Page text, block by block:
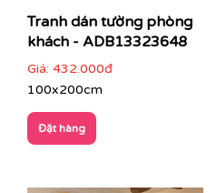
Chickita - Liễu Giai, Hà Nội
sử dụng các dòng chất liệu
dàng vệ sinh, công nghệ
nét và bền màu tuyệt đối.
Tranh dán tường phòng
khách - ADB13323648
Giá: 432.000đ
100x200cm
Đặt hàng